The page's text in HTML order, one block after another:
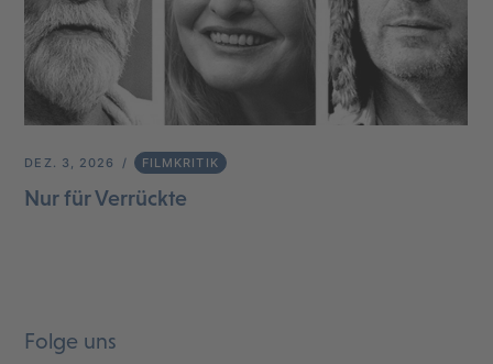
DEZ. 3, 2026 FILMKRITIK
Nur für Verrückte
Folge uns